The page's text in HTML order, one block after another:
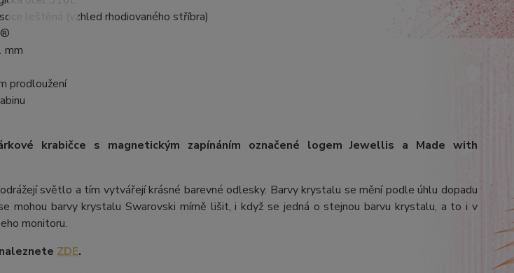
leštěná (vzhled rhodiovaného stříbra)
mm
prodloužení
krabičce s magnetickým zapínáním označené logem Jewellis a Made with
světlo a tím vytvářejí krásné barevné odlesky. Barvy krystalu se mění podle úhlu dopadu
mohou barvy krystalu Swarovski mírně lišit, i když se jedná o stejnou barvu krystalu, a to i v
monitoru.
ZDE.